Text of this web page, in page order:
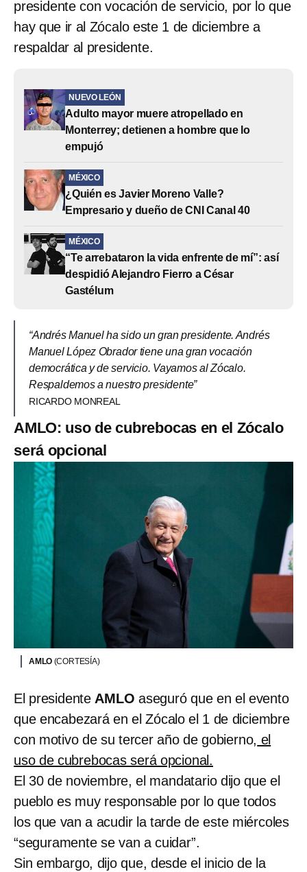
presidente con vocación de servicio, por lo que
hay que ir al Zócalo este 1 de diciembre a
respaldar al presidente.
NUEVO LEÓN
Adulto mayor muere atropellado en
Monterrey; detienen a hombre que lo
empujó
MÉXICO
¿Quién es Javier Moreno Valle?
Empresario y dueño de CNI Canal 40
MÉXICO
“Te arrebataron la vida enfrente de mí”: así
despidió Alejandro Fierro a César
Gastélum
“Andrés Manuel ha sido un gran presidente. Andrés
Manuel López Obrador tiene una gran vocación
democrática y de servicio. Vayamos al Zócalo.
Respaldemos a nuestro presidente”
RICARDO MONREAL
AMLO: uso de cubrebocas en el Zócalo
será opcional
AMLO (CORTESÍA)
El presidente AMLO aseguró que en el evento
que encabezará en el Zócalo el 1 de diciembre
con motivo de su tercer año de gobierno, el
uso de cubrebocas será opcional.
El 30 de noviembre, el mandatario dijo que el
pueblo es muy responsable por lo que todos
los que van a acudir la tarde de este miércoles
“seguramente se van a cuidar”.
Sin embargo, dijo que, desde el inicio de la